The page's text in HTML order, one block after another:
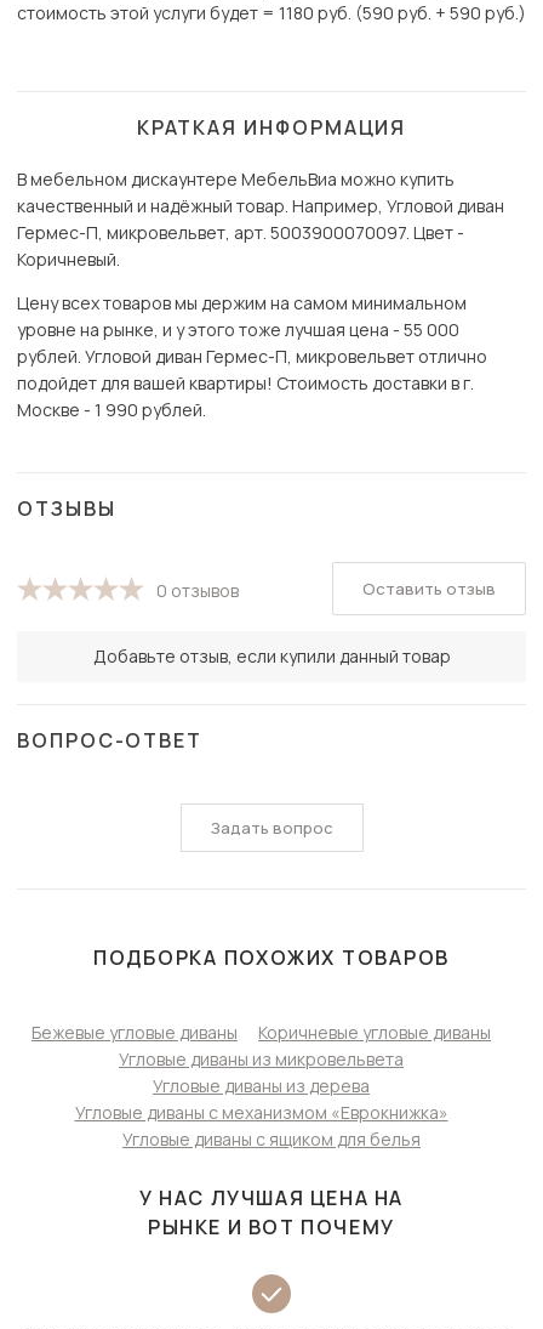
стоимость этой услуги будет = 1180 руб. (590 руб. + 590 руб.)
КРАТКАЯ ИНФОРМАЦИЯ
В мебельном дискаунтере МебельВиа можно купить
качественный и надёжный товар. Например, Угловой диван
Гермес-П, микровельвет, арт. 5003900070097. Цвет -
Коричневый.
Цену всех товаров мы держим на самом минимальном
уровне на рынке, и у этого тоже лучшая цена - 55 000
рублей. Угловой диван Гермес-П, микровельвет отлично
подойдет для вашей квартиры! Стоимость доставки в г.
Москве - 1 990 рублей.
ОТЗЫВЫ
0 отзывов
Добавьте отзыв, если купили данный товар
Оставить отзыв
ВОПРОС-ОТВЕТ
Задать вопрос
ПОДБОРКА ПОХОЖИХ ТОВАРОВ
Бежевые угловые диваны
Коричневые угловые диваны
Угловые диваны из микровельвета
Угловые диваны из дерева
Угловые диваны с механизмом «Еврокнижка»
Угловые диваны с ящиком для белья
У НАС ЛУЧШАЯ ЦЕНА НА
РЫНКЕ И ВОТ ПОЧЕМУ